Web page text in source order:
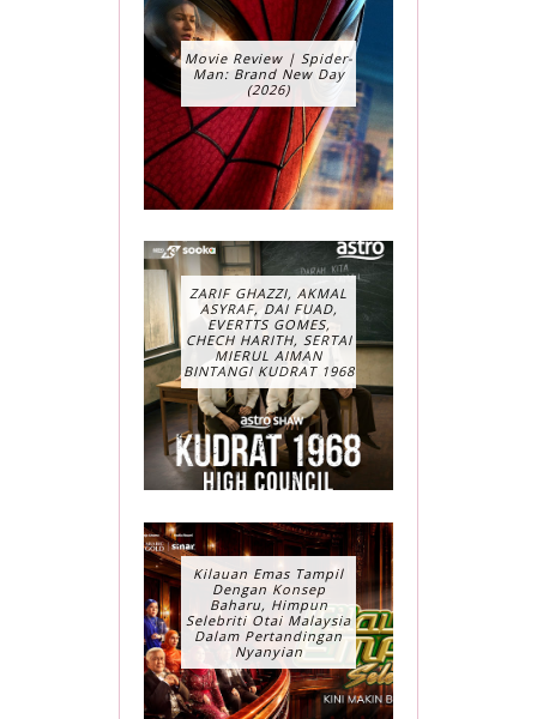
Movie Review | Spider-
Man: Brand New Day
(2026)
ZARIF GHAZZI, AKMAL
ASYRAF, DAI FUAD,
EVERTTS GOMES,
CHECH HARITH, SERTAI
MIERUL AIMAN
BINTANGI KUDRAT 1968
Kilauan Emas Tampil
Dengan Konsep
Baharu, Himpun
Selebriti Otai Malaysia
Dalam Pertandingan
Nyanyian